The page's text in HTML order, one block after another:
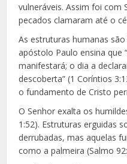
vulneráveis. Assim foi com
pecados clamaram até o
As estruturas humanas
apóstolo Paulo ensina que
manifestará; o dia a
descoberta” (1 Coríntios
o fundamento de Cristo
O Senhor exalta os
1:52). Estruturas erguidas
derrubadas, mas aquelas
como a palmeira (Salmo